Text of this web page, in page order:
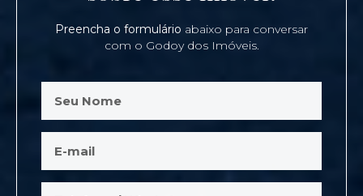
Preencha o formulário abaixo para conversar
com o Godoy dos Imóveis.